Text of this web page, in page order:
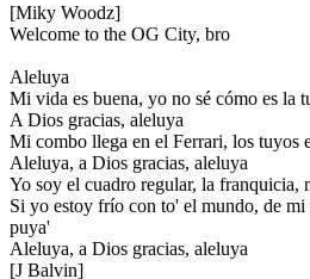
[Miky Woodz]
Welcome to the OG City, bro
Aleluya
Mi vida es buena, yo no sé cómo es la
A Dios gracias, aleluya
Mi combo llega en el Ferrari, los tuyos
Aleluya, a Dios gracias, aleluya
Yo soy el cuadro regular, la franquicia,
Si yo estoy frío con to' el mundo, de mi
puya'
Aleluya, a Dios gracias, aleluya
[J Balvin]